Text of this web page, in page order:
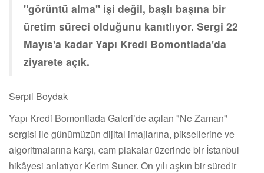
"görüntü alma" işi değil, başlı başına bir
üretim süreci olduğunu kanıtlıyor. Sergi 22
Mayıs'a kadar Yapı Kredi Bomontiada'da
ziyarete açık.
Serpil Boydak
Yapı Kredi Bomontiada Galeri’de açılan "Ne Zaman"
sergisi ile günümüzün dijital imajlarına, piksellerine ve
algoritmalarına karşı, cam plakalar üzerinde bir İstanbul
hikâyesi anlatıyor Kerim Suner. On yılı aşkın bir süredir